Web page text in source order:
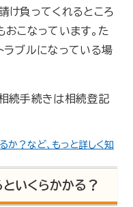
け負ってくれるところ
こなっています。た
ラブルになっている場
続手続きは相続登記
？など、もっと詳しく知
いくらかかる？